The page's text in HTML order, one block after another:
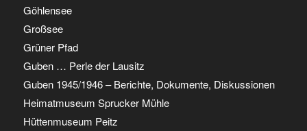
Göhlensee
Großsee
Grüner Pfad
Guben … Perle der Lausitz
Guben 1945/1946 – Berichte, Dokumente, Diskussionen
Heimatmuseum Sprucker Mühle
Hüttenmuseum Peitz